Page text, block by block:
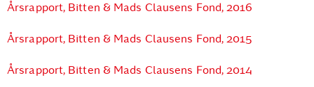
Årsrapport, Bitten & Mads Clausens Fond, 2016
Årsrapport, Bitten & Mads Clausens Fond, 2015
Årsrapport, Bitten & Mads Clausens Fond, 2014